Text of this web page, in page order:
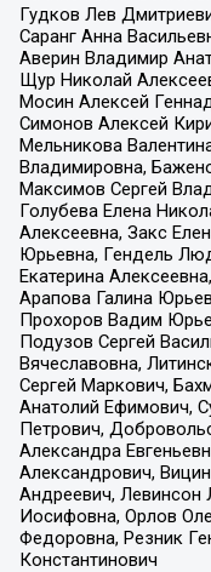
Гудков Лев
Саранг Анна
Аверин Владимир
Щур Николай
Мосин Алексей
Симонов Алексей
Мельникова
Владимировна,
Максимов Сергей
Голубева Елена
Алексеевна, Закс
Юрьевна, Гендель
Екатерина
Арапова Галина
Прохоров Вадим
Подузов Сергей
Вячеславовна,
Сергей Маркович,
Анатолий Ефимович,
Петрович,
Александра
Александрович,
Андреевич, Левинсон
Иосифовна, Орлов
Федоровна, Резник
Константинович